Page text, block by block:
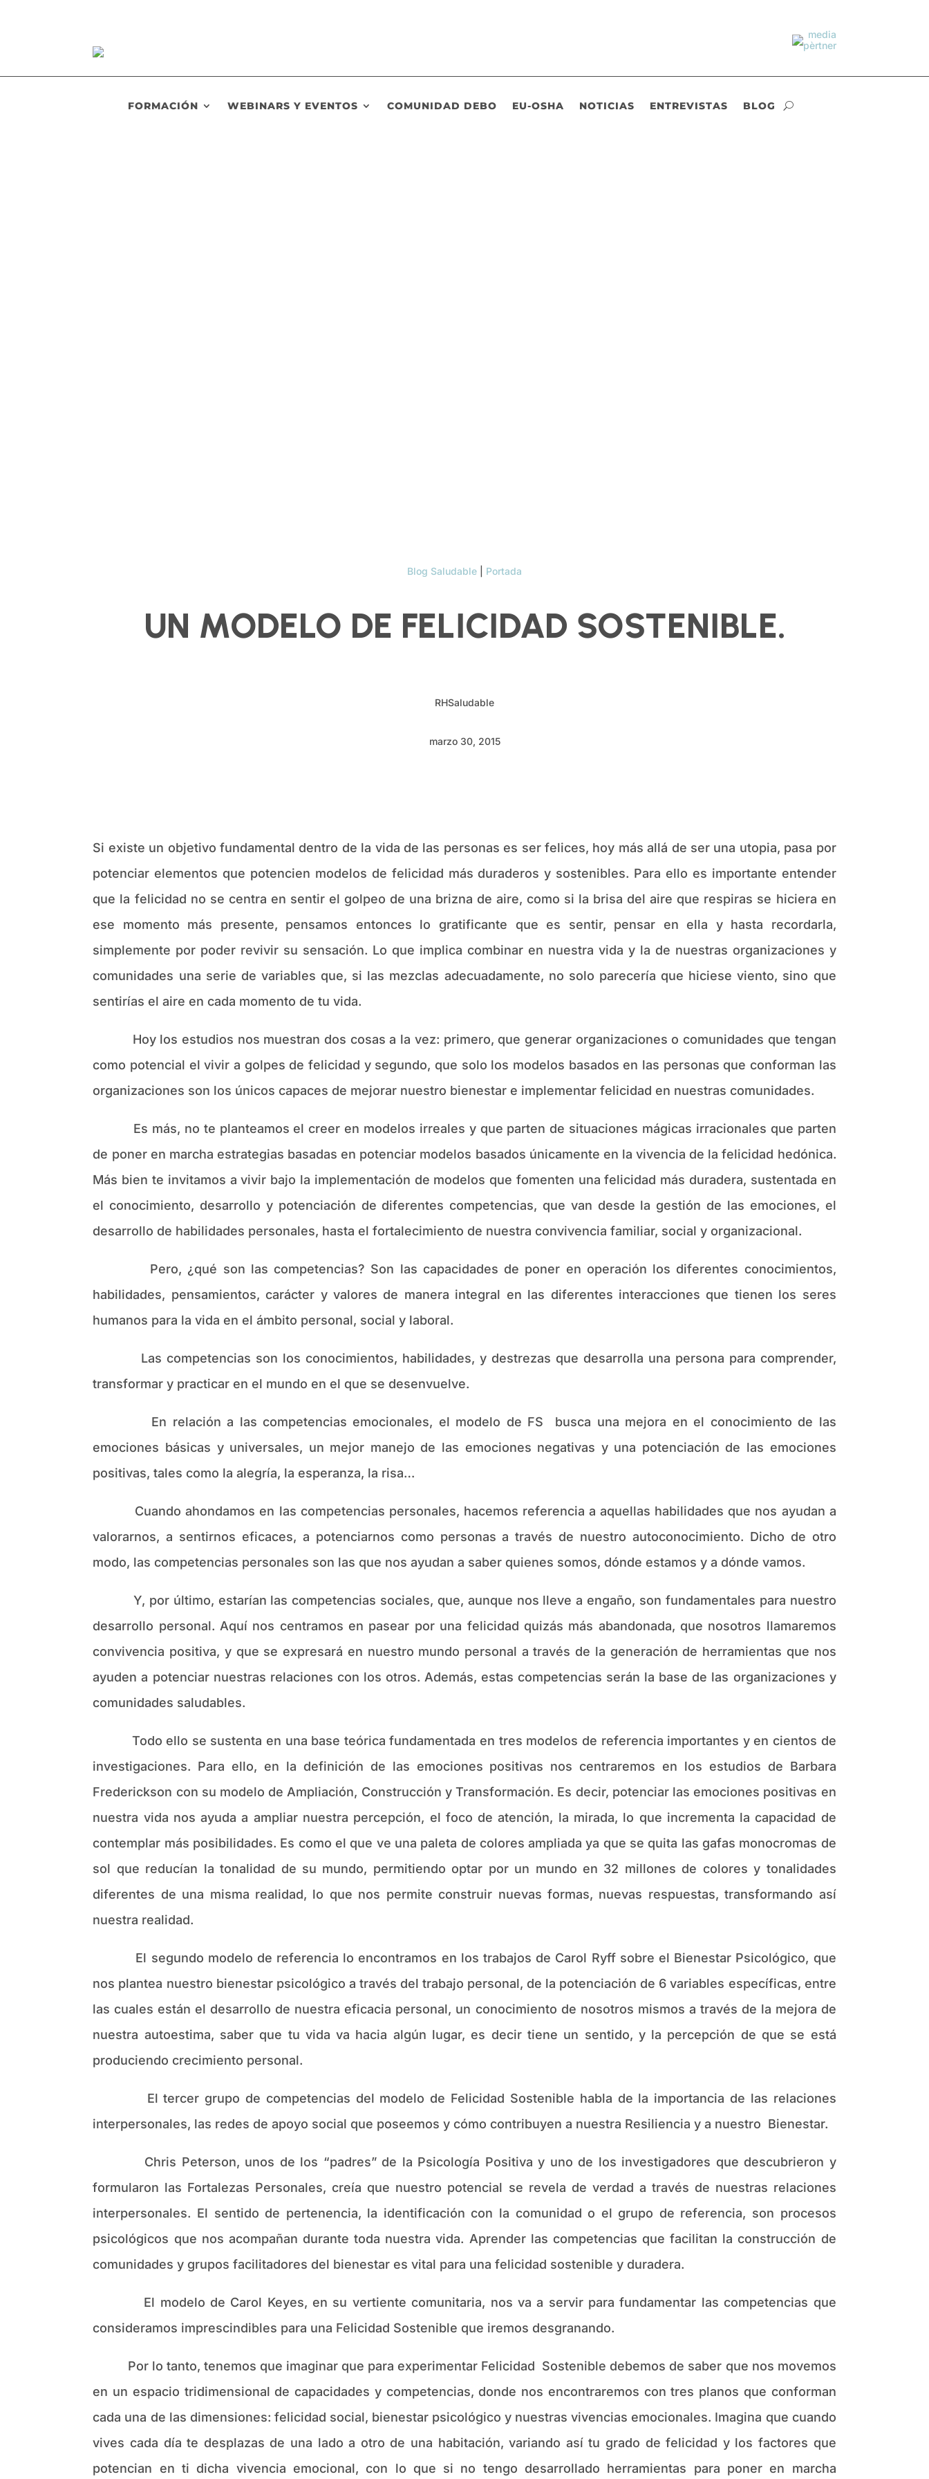
FORMACIÓN WEBINARS Y EVENTOS COMUNIDAD DEBO EU-OSHA NOTICIAS ENTREVISTAS BLOG
Blog Saludable Portada
UN MODELO DE FELICIDAD SOSTENIBLE.
RHSaludable
marzo 30, 2015
Si existe un objetivo fundamental dentro de la vida de las personas es ser felices, hoy más allá de ser una utopia, pasa por
potenciar elementos que potencien modelos de felicidad más duraderos y sostenibles. Para ello es importante entender
que la felicidad no se centra en sentir el golpeo de una brizna de aire, como si la brisa del aire que respiras se hiciera en
ese momento más presente, pensamos entonces lo gratificante que es sentir, pensar en ella y hasta recordarla,
simplemente por poder revivir su sensación. Lo que implica combinar en nuestra vida y la de nuestras organizaciones y
comunidades una serie de variables que, si las mezclas adecuadamente, no solo parecería que hiciese viento, sino que
sentirías el aire en cada momento de tu vida.
Hoy los estudios nos muestran dos cosas a la vez: primero, que generar organizaciones o comunidades que tengan
como potencial el vivir a golpes de felicidad y segundo, que solo los modelos basados en las personas que conforman las
organizaciones son los únicos capaces de mejorar nuestro bienestar e implementar felicidad en nuestras comunidades.
Es más, no te planteamos el creer en modelos irreales y que parten de situaciones mágicas irracionales que parten
de poner en marcha estrategias basadas en potenciar modelos basados únicamente en la vivencia de la felicidad hedónica.
Más bien te invitamos a vivir bajo la implementación de modelos que fomenten una felicidad más duradera, sustentada en
el conocimiento, desarrollo y potenciación de diferentes competencias, que van desde la gestión de las emociones, el
desarrollo de habilidades personales, hasta el fortalecimiento de nuestra convivencia familiar, social y organizacional.
Pero, ¿qué son las competencias? Son las capacidades de poner en operación los diferentes conocimientos,
habilidades, pensamientos, carácter y valores de manera integral en las diferentes interacciones que tienen los seres
humanos para la vida en el ámbito personal, social y laboral.
Las competencias son los conocimientos, habilidades, y destrezas que desarrolla una persona para comprender,
transformar y practicar en el mundo en el que se desenvuelve.
En relación a las competencias emocionales, el modelo de FS busca una mejora en el conocimiento de las
emociones básicas y universales, un mejor manejo de las emociones negativas y una potenciación de las emociones
positivas, tales como la alegría, la esperanza, la risa…
Cuando ahondamos en las competencias personales, hacemos referencia a aquellas habilidades que nos ayudan a
valorarnos, a sentirnos eficaces, a potenciarnos como personas a través de nuestro autoconocimiento. Dicho de otro
modo, las competencias personales son las que nos ayudan a saber quienes somos, dónde estamos y a dónde vamos.
Y, por último, estarían las competencias sociales, que, aunque nos lleve a engaño, son fundamentales para nuestro
desarrollo personal. Aquí nos centramos en pasear por una felicidad quizás más abandonada, que nosotros llamaremos
convivencia positiva, y que se expresará en nuestro mundo personal a través de la generación de herramientas que nos
ayuden a potenciar nuestras relaciones con los otros. Además, estas competencias serán la base de las organizaciones y
comunidades saludables.
Todo ello se sustenta en una base teórica fundamentada en tres modelos de referencia importantes y en cientos de
investigaciones. Para ello, en la definición de las emociones positivas nos centraremos en los estudios de Barbara
Frederickson con su modelo de Ampliación, Construcción y Transformación. Es decir, potenciar las emociones positivas en
nuestra vida nos ayuda a ampliar nuestra percepción, el foco de atención, la mirada, lo que incrementa la capacidad de
contemplar más posibilidades. Es como el que ve una paleta de colores ampliada ya que se quita las gafas monocromas de
sol que reducían la tonalidad de su mundo, permitiendo optar por un mundo en 32 millones de colores y tonalidades
diferentes de una misma realidad, lo que nos permite construir nuevas formas, nuevas respuestas, transformando así
nuestra realidad.
El segundo modelo de referencia lo encontramos en los trabajos de Carol Ryff sobre el Bienestar Psicológico, que
nos plantea nuestro bienestar psicológico a través del trabajo personal, de la potenciación de 6 variables específicas, entre
las cuales están el desarrollo de nuestra eficacia personal, un conocimiento de nosotros mismos a través de la mejora de
nuestra autoestima, saber que tu vida va hacia algún lugar, es decir tiene un sentido, y la percepción de que se está
produciendo crecimiento personal.
El tercer grupo de competencias del modelo de Felicidad Sostenible habla de la importancia de las relaciones
interpersonales, las redes de apoyo social que poseemos y cómo contribuyen a nuestra Resiliencia y a nuestro Bienestar.
Chris Peterson, unos de los “padres” de la Psicología Positiva y uno de los investigadores que descubrieron y
formularon las Fortalezas Personales, creía que nuestro potencial se revela de verdad a través de nuestras relaciones
interpersonales. El sentido de pertenencia, la identificación con la comunidad o el grupo de referencia, son procesos
psicológicos que nos acompañan durante toda nuestra vida. Aprender las competencias que facilitan la construcción de
comunidades y grupos facilitadores del bienestar es vital para una felicidad sostenible y duradera.
El modelo de Carol Keyes, en su vertiente comunitaria, nos va a servir para fundamentar las competencias que
consideramos imprescindibles para una Felicidad Sostenible que iremos desgranando.
Por lo tanto, tenemos que imaginar que para experimentar Felicidad Sostenible debemos de saber que nos movemos
en un espacio tridimensional de capacidades y competencias, donde nos encontraremos con tres planos que conforman
cada una de las dimensiones: felicidad social, bienestar psicológico y nuestras vivencias emocionales. Imagina que cuando
vives cada día te desplazas de una lado a otro de una habitación, variando así tu grado de felicidad y los factores que
potencian en ti dicha vivencia emocional, con lo que si no tengo desarrollado herramientas para poner en marcha